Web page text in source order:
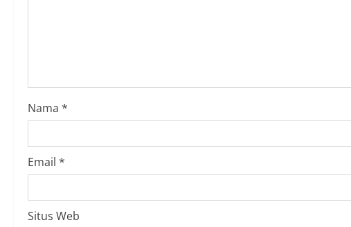
d
i
n
g
Nama *
Email *
Situs Web